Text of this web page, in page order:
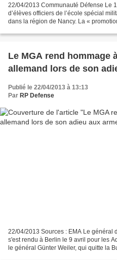
22/04/2013 Communauté Défense Le
d’élèves officiers de l’école spécial
dans la région de Nancy. La «
Le MGA rend hommage
allemand lors de son
Publié le 22/04/2013 à 13:13
Par RP Defense
22/04/2013 Sources : EMA Le général
s'est rendu à Berlin le 9 avril pour les
le général Günter Weiler, qui quitte la